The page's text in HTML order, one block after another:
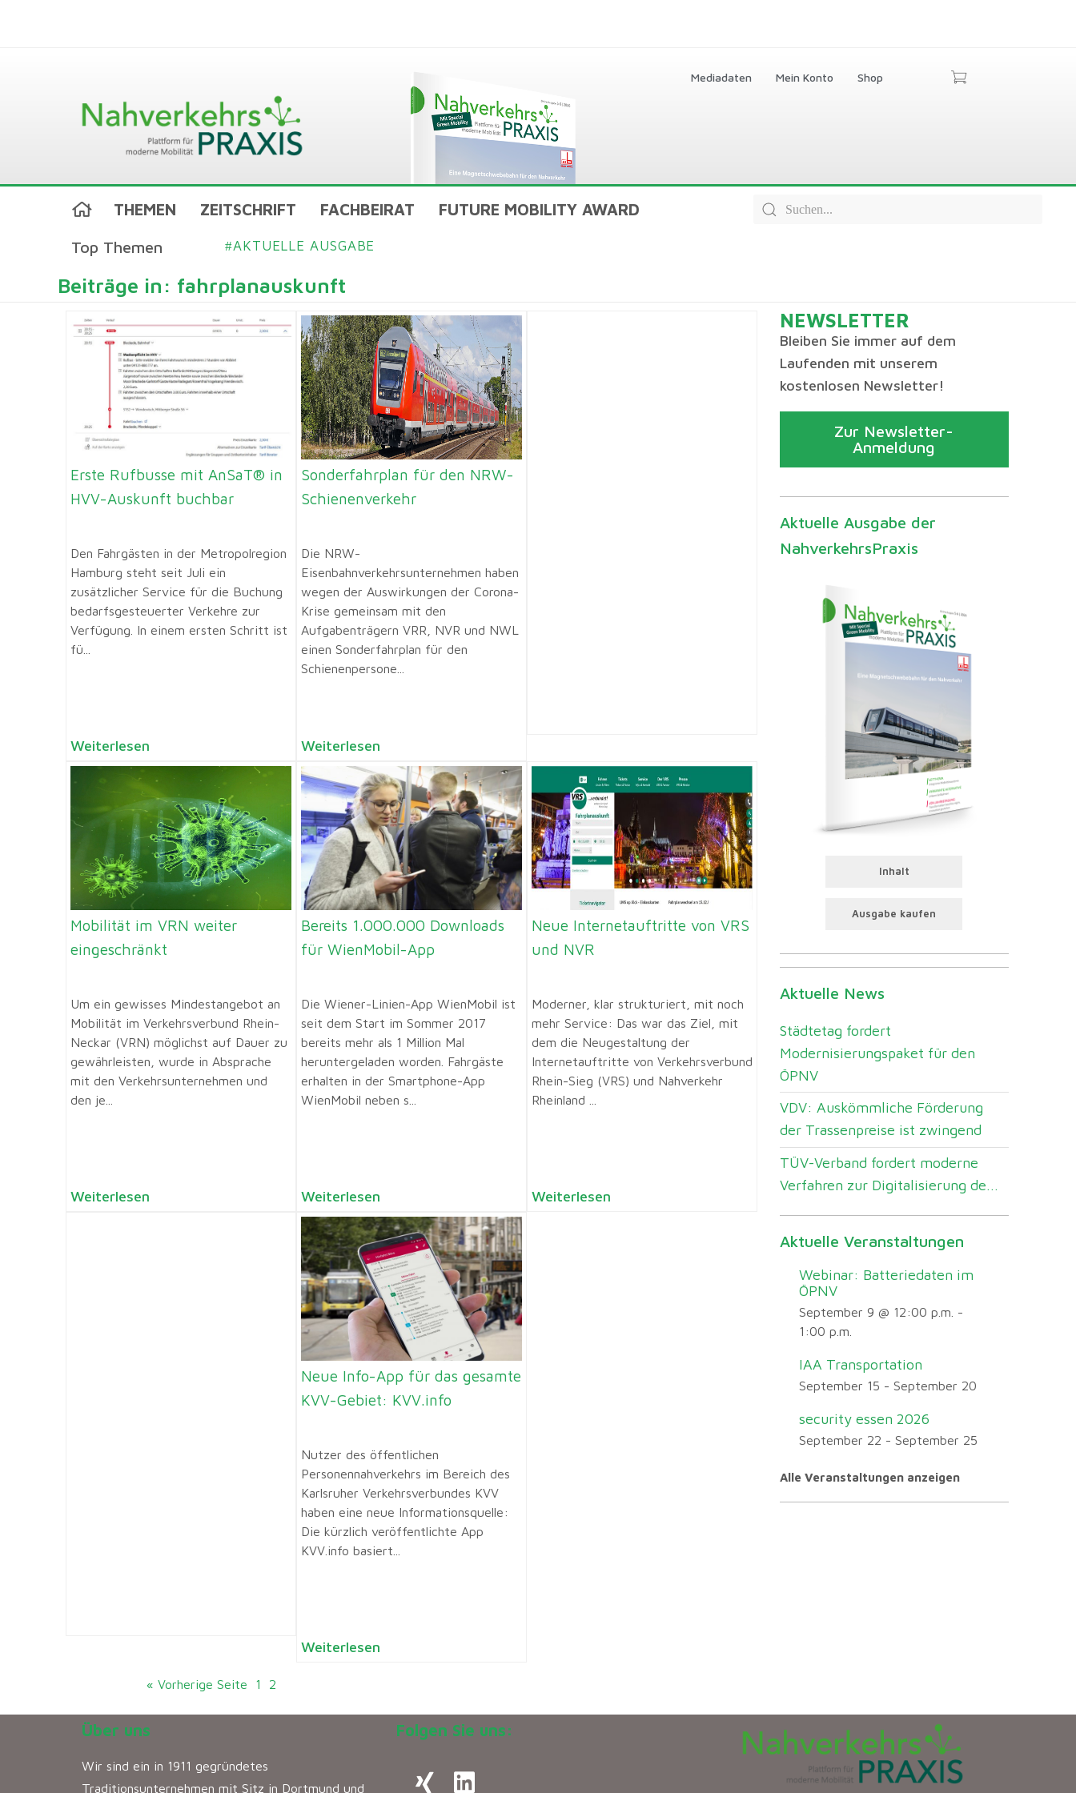
Mediadaten Mein Konto Shop
THEMEN ZEITSCHRIFT FACHBEIRAT FUTURE MOBILITY AWARD
Top Themen #AKTUELLE AUSGABE
Beiträge in: fahrplanauskunft
Erste Rufbusse mit AnSaT® in
HVV-Auskunft buchbar
Den Fahrgästen in der Metropolregion
Hamburg steht seit Juli ein
zusätzlicher Service für die Buchung
bedarfsgesteuerter Verkehre zur
Verfügung. In einem ersten Schritt ist
fü...
Weiterlesen
Sonderfahrplan für den NRW-
Schienenverkehr
Die NRW-
Eisenbahnverkehrsunternehmen haben
wegen der Auswirkungen der Corona-
Krise gemeinsam mit den
Aufgabenträgern VRR, NVR und NWL
einen Sonderfahrplan für den
Schienenpersone...
Weiterlesen
Mobilität im VRN weiter
eingeschränkt
Um ein gewisses Mindestangebot an
Mobilität im Verkehrsverbund Rhein-
Neckar (VRN) möglichst auf Dauer zu
gewährleisten, wurde in Absprache
mit den Verkehrsunternehmen und
den je...
Weiterlesen
Bereits 1.000.000 Downloads
für WienMobil-App
Die Wiener-Linien-App WienMobil ist
seit dem Start im Sommer 2017
bereits mehr als 1 Million Mal
heruntergeladen worden. Fahrgäste
erhalten in der Smartphone-App
WienMobil neben s...
Weiterlesen
Neue Internetauftritte von VRS
und NVR
Moderner, klar strukturiert, mit noch
mehr Service: Das war das Ziel, mit
dem die Neugestaltung der
Internetauftritte von Verkehrsverbund
Rhein-Sieg (VRS) und Nahverkehr
Rheinland ...
Weiterlesen
Neue Info-App für das gesamte
KVV-Gebiet: KVV.info
Nutzer des öffentlichen
Personennahverkehrs im Bereich des
Karlsruher Verkehrsverbundes KVV
haben eine neue Informationsquelle:
Die kürzlich veröffentlichte App
KVV.info basiert...
Weiterlesen
« Vorherige Seite 1 2
NEWSLETTER
Bleiben Sie immer auf dem
Laufenden mit unserem
kostenlosen Newsletter!
Zur Newsletter-
Anmeldung
Aktuelle Ausgabe der
NahverkehrsPraxis
Inhalt
Ausgabe kaufen
Aktuelle News
Städtetag fordert
Modernisierungspaket für den
ÖPNV
VDV: Auskömmliche Förderung
der Trassenpreise ist zwingend
TÜV-Verband fordert moderne
Verfahren zur Digitalisierung de...
Aktuelle Veranstaltungen
Webinar: Batteriedaten im
ÖPNV
September 9 @ 12:00 p.m. -
1:00 p.m.
IAA Transportation
September 15 -September 20
security essen 2026
September 22 -September 25
Alle Veranstaltungen anzeigen
Über uns
Wir sind ein in 1911 gegründetes
Traditionsunternehmen mit Sitz in Dortmund und
Folgen Sie uns: